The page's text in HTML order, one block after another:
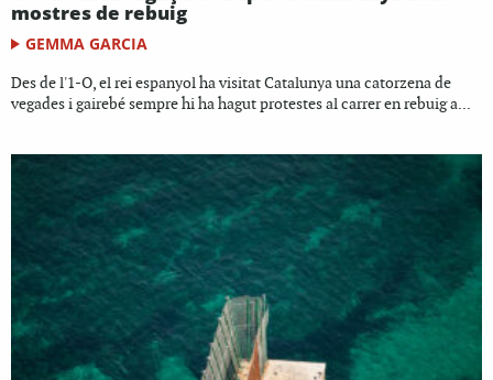
mostres de rebuig
GEMMA GARCIA
Des de l'1-O, el rei espanyol ha visitat Catalunya una catorzena de
vegades i gairebé sempre hi ha hagut protestes al carrer en rebuig a...